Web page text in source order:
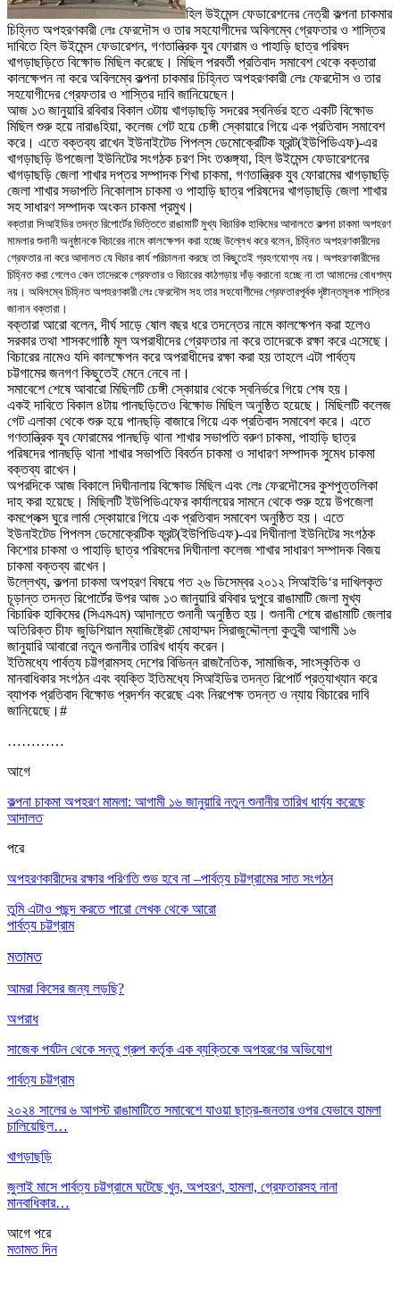
হিল উইমেন্স ফেডারেশনের নেত্রী কল্পনা চাকমার
চিহ্নিত অপহরণকারী লেঃ ফেরদৌস ও তার সহযোগীদের অবিলম্বে গ্রেফতার ও শাস্তির
দাবিতে হিল উইমেন্স ফেডারেশন, গণতান্ত্রিক যুব ফোরাম ও পাহাড়ি ছাত্র পরিষদ
খাগড়াছড়িতে বিক্ষোভ মিছিল করেছে। মিছিল পরবর্তী প্রতিবাদ সমাবেশ থেকে বক্তারা
কালক্ষেপন না করে অবিলম্বে কল্পনা চাকমার চিহ্নিত অপহরণকারী লেঃ ফেরদৌস ও তার
সহযোগীদের গ্রেফতার ও শাস্তির দাবি জানিয়েছেন।
আজ ১৩ জানুয়ারি রবিবারবিকাল ৩টায় খাগড়াছড়ি সদরের স্বনির্ভর হতে একটি বিক্ষোভ
মিছিল শুরু হয়ে নারাঙহিয়া, কলেজ গেট হয়ে চেঙ্গী স্কোয়ারে গিয়ে এক প্রতিবাদ সমাবেশ
করে। এতে বক্তব্য রাখেন ইউনাইটেড পিপল্‌স ডেমোক্রেটিক ফ্রন্ট(ইউপিডিএফ)-এর
খাগড়াছড়ি উপজেলা ইউনিটের সংগঠক চরণ সিং তঞ্চঙ্গ্যা, হিল উইমেন্স ফেডারেশনের
খাগড়াছড়ি জেলা শাখার দপ্তর সম্পাদক শিখা চাকমা, গণতান্ত্রিক যুব ফোরামের খাগড়াছড়ি
জেলা শাখার সভাপতি নিকোলাস চাকমা ও পাহাড়ি ছাত্র পরিষদের খাগড়াছড়ি জেলা শাখার
সহ সাধারণ সম্পাদক অংকন চাকমা প্রমুখ।
বক্তারা সিআইডির তদন্ত রিপোর্টের ভিত্তিতে রাঙামাটি মুখ্য বিচারিক হাকিমের আদালতে কল্পনা চাকমা অপহরণ
মামলার শুনানী অনুষ্ঠানকে বিচারের নামে কালক্ষেপন করা হচ্ছে উল্লেখ করে বলেন চিহ্নিত অপহরণকারীদের
গ্রেফতার না করে আদালত যে বিচার কার্য পরিচালনা করছে তা কিছুতেই গ্রহণযোগ্য নয় । অপহরণকারীদের
চিহ্নিত করা গেলেও কেন তাদেরকে গ্রেফতার ও বিচারের কাঠগড়ায় দাঁড় করানো হচ্ছে না তা আমাদের বোধগম্য
নয় । অবিলম্বে চিহ্নিত অপহরণকারী লেঃ ফেরদৌস সহ তার সহযোগীদের গ্রেফতারপূর্বক দৃষ্টান্তমূলক শাস্তির
জানান বক্তারা ।
বক্তারা আরো বলেন,দীর্ঘ সাড়ে ষোল বছর ধরে তদন্তের নামে কালক্ষেপন করা হলেও
সরকার তথা শাসকগোষ্ঠি মূল অপরাধীদের গ্রেফতার না করে তাদেরকে রক্ষা করে এসেছে।
বিচারের নামেও যদি কালক্ষেপন করে অপরাধীদের রক্ষা করা হয় তাহলে এটা পার্বত্য
চট্টগামের জনগণ কিছুতেই মেনে নেবে না ।
সমাবেশে শেষে আবারো মিছিলটি চেঙ্গী স্কোয়ার থেকে স্বনির্ভরে গিয়ে শেষ হয় ।
একই দাবিতে বিকাল ৪টায় পানছড়িতেও বিক্ষোভ মিছিল অনুষ্ঠিত হয়েছে। মিছিলটি কলেজ
গেট এলাকা থেকে শুরু হয়ে পানছড়ি বাজারে গিয়ে এক প্রতিবাদ সমাবেশ করে। এতে
গণতান্ত্রিক যুব ফোরামের পানছড়ি থানা শাখার সভাপতি বরুণ চাকমা, পাহাড়ি ছাত্র
পরিষদের পানছড়ি থানা শাখার সভাপতি বিবর্তন চাকমা ও সাধারণ সম্পাদক সুমেধ চাকমা
বক্তব্য রাখেন।
অপরদিকে আজ বিকালে দিঘীনালায় বিক্ষোভ মিছিল এবং লেঃ ফেরদৌসের কুশপুত্তলিকা
দাহ করা হয়েছে। মিছিলটি ইউপিডিএফের কার্যালয়ের সামনে থেকে শুরু হয়ে উপজেলা
কমপ্লেক্স ঘুরে লার্মা স্কোয়ারে গিয়ে এক প্রতিবাদ সমাবেশ অনুষ্ঠিত হয়। এতে
ইউনাইটেড পিপলস ডেমোক্রেটিক ফ্রন্ট(ইউপিডিএফ)-এর দিঘীনালা ইউনিটের সংগঠক
কিশোর চাকমা ও পাহাড়ি ছাত্র পরিষদের দিঘীনালা কলেজ শাখার সাধারণ সম্পাদক বিজয়
চাকমা বক্তব্য রাখেন।
উল্লেখ্য, কল্পনা চাকমা অপহরণ বিষয়ে গত ২৬ ডিসেম্বর ২০১২ সিআইডি‘র দাখিলকৃত
চূড়ান্ত তদন্ত রিপোর্টের উপর আজ ১৩ জানুয়ারি রবিবার দুপুরে রাঙামাটি জেলা মুখ্য
বিচারিক হাকিমের (সিএমএম) আদালতে শুনানী অনুষ্ঠিত হয় ।শুনানী শেষে রাঙামাটি জেলার
অতিরিক্ত চীফ জুডিশিয়াল ম্যাজিষ্ট্রেট মোহাম্মদ সিরাজুদ্দৌল্লা কুতুবী আগামী ১৬
জানুয়ারি আবারো নতুন শুনানীর তারিখ ধার্য্য করেন।
ইতিমধ্যে পার্বত্য চট্টগ্রামসহ দেশের বিভিন্ন রাজনৈতিক, সামাজিক, সাংস্কৃতিক ও
মানবাধিকার সংগঠন এবং ব্যক্তি ইতিমধ্যে সিআইডির তদন্ত রিপোর্ট প্রত্যাখ্যান করে
ব্যাপক প্রতিবাদ বিক্ষোভ প্রদর্শন করেছে এবং নিরপেক্ষ তদন্ত ও ন্যায় বিচারের দাবি
জানিয়েছে।#
…………
আগে
কল্পনা চাকমা অপহরণ মামলা: আগামী ১৬ জানুয়ারি নতুন শুনানীর তারিখ ধার্য্য করেছে
আদালত
পরে
অপহরণকারীদের রক্ষার পরিণতি শুভ হবে না –পার্বত্য চট্টগ্রামের সাত সংগঠন
তুমি এটাও পছন্দ করতে পারো লেখক থেকে আরো
পার্বত্য চট্টগ্রাম
মতামত
আমরা কিসের জন্য লড়ছি?
অপরাধ
সাজেক পর্যটন থেকে সন্তু গ্রুপ কর্তৃক এক ব্যক্তিকে অপহরণের অভিযোগ
পার্বত্য চট্টগ্রাম
২০২৪ সালের ৬ আগস্ট রাঙামাটিতে সমাবেশে যাওয়া ছাত্র-জনতার ওপর যেভাবে হামলা
চালিয়েছিল…
খাগড়াছড়ি
জুলাই মাসে পার্বত্য চট্টগ্রামে ঘটেছে খুন, অপহরণ, হামলা, গ্রেফতারসহ নানা
মানবাধিকার…
আগে পরে
মতামত দিন